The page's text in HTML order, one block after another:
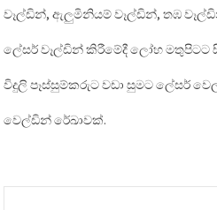
වෑල්ඩින්, ඇලුමිනියම් වෑල්ඩින්, තඹ
ලේසර් වෑල්ඩින් කිරීමේදී ලෝහ මතුපිටට
විදුලි පෑස්සුම්කරුට වඩා සුමට ලේසර්
වෙල්ඩින් රේඛාවක්.